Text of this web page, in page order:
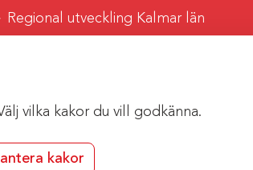
vilka kakor du vill godkänna.
kakor
Regional utveckling Kalmar län